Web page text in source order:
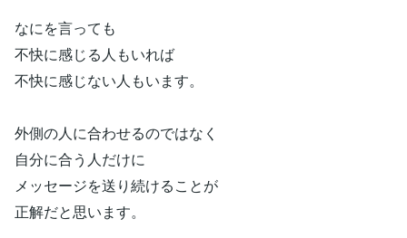
なにを言っても
不快に感じる人もいれば
不快に感じない人もいます。
外側の人に合わせるのではなく
自分に合う人だけに
メッセージを送り続けることが
正解だと思います。